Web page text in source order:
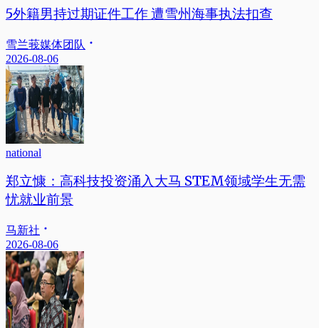
5外籍男持过期证件工作 遭雪州海事执法扣查
雪兰莪媒体团队
2026-08-06
national
郑立慷：高科技投资涌入大马 STEM领域学生无需
忧就业前景
马新社
2026-08-06